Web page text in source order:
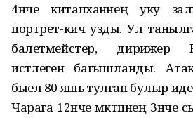
4нче китапханәнең уку
портрет-кичә узды. Ул
балетмейстер, дирижер
истәлегенә багышланды.
быел 80 яшь тулган булыр
Чарага 12нче мәктәпнең